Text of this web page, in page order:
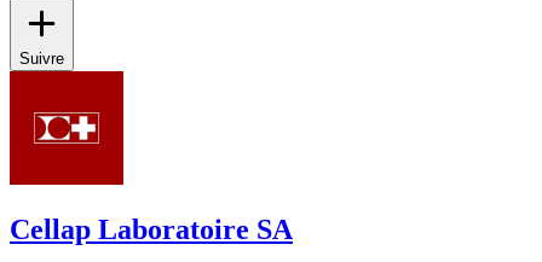
Suivre
Cellap Laboratoire SA